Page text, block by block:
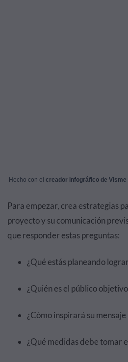
Hecho con el creador infográfico de Visme
Para empezar, crea estrategias
proyecto y su comunicación
que responder estas preguntas:
¿Qué estás planeando
¿Quién es el público
¿Cómo inspirará su mensaje
¿Qué medidas debe tomar